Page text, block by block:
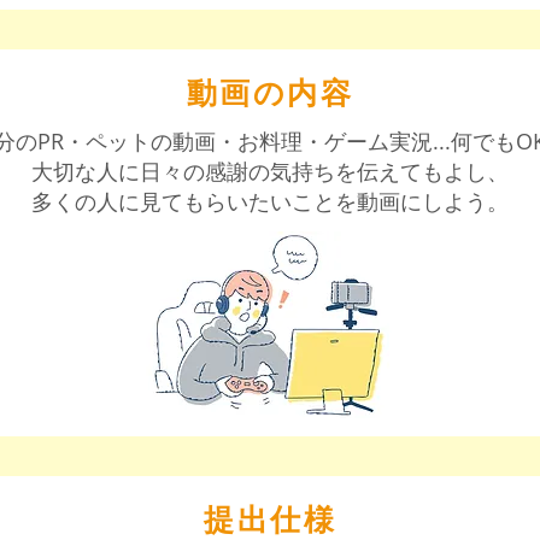
​動画の内容
のPR・ペットの動画・お料理・ゲーム実況...何でも
大切な人に日々の感謝の気持ちを伝えてもよし、
​多くの人に見てもらいたいことを動画にしよう。
​提出仕様